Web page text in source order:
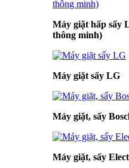
Máy giặt hấp sấy
thông minh)
Máy giặt sấy LG
Máy giặt, sấy
Máy giặt, sấy